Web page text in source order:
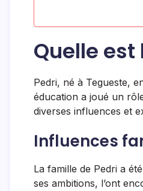
Quelle est
Pedri, né à Tegueste,
éducation a joué un
diverses influences et
Influences
La famille de Pedri a
ses ambitions, l’ont